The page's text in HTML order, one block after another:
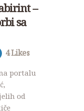
–
sa
4Likes
portalu
od